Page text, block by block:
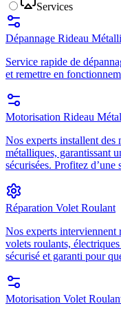
Services
Dépannage Rideau
Service rapide de
et remettre en
Motorisation Rideau
Nos experts installent des
métalliques, garantissant
sécurisées. Profitez
Réparation Volet Roulant
Nos experts interviennent
volets roulants,
sécurisé et garanti pour
Motorisation Volet